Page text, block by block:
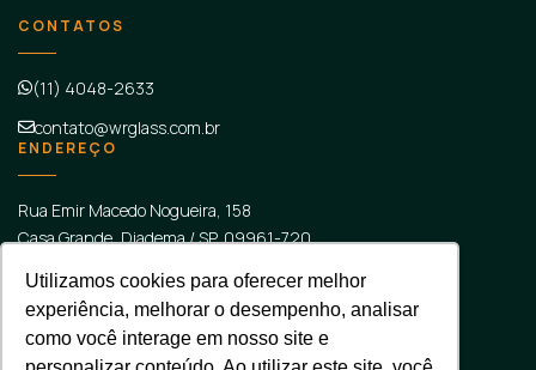
Utilizamos cookies para oferecer melhor
experiência, melhorar o desempenho, analisar
como você interage em nosso site e
CONTATOS
(11) 4048-2633
contato@wrglass.com.br
ENDEREÇO
Rua Emir Macedo Nogueira, 158
Casa Grande, Diadema/SP, 09961-720